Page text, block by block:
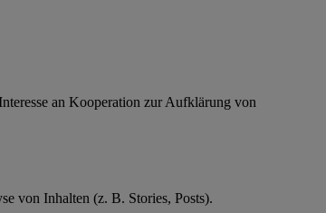
an Kooperation zur Aufklärung von
von Inhalten (z. B. Stories, Posts).